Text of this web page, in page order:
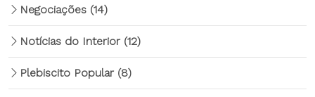
Negociações (14)
Notícias do Interior (12)
Plebiscito Popular (8)